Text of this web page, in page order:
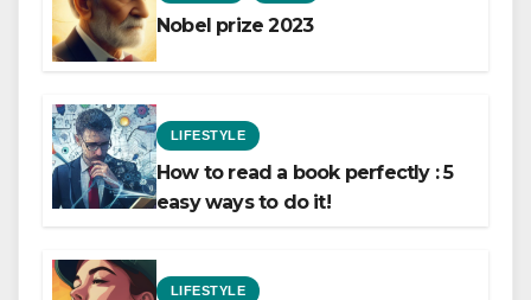
Nobel prize 2023
LIFESTYLE
How to read a book perfectly : 5
easy ways to do it!
LIFESTYLE